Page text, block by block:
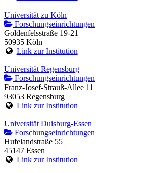
Universität zu Köln
Forschungseinrichtungen
Goldenfelsstraße 19-21
50935 Köln
Link zur Institution
Universität Regensburg
Forschungseinrichtungen
Franz-Josef-Strauß-Allee 11
93053 Regensburg
Link zur Institution
Universität Duisburg-Essen
Forschungseinrichtungen
Hufelandstraße 55
45147 Essen
Link zur Institution